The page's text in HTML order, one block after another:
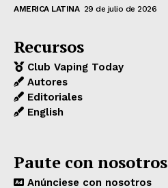
AMERICA LATINA 29 de julio de 2026
Recursos
Club Vaping Today
Autores
Editoriales
English
Paute con nosotros
Anúnciese con nosotros